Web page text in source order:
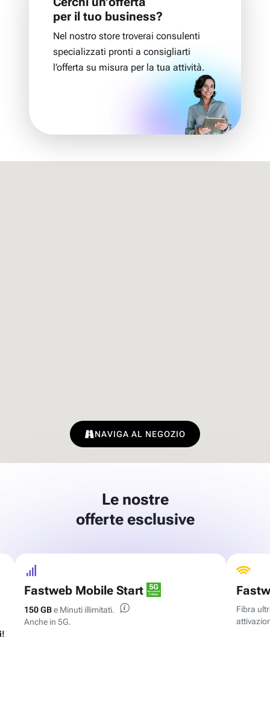
per il tuo business?
Nel nostro store troverai consulenti
specializzati pronti a consigliarti
l’offerta su misura per la tua attività.
NAVIGA AL NEGOZIO
Le nostre
offerte esclusive
Fastweb Mobile Start
150 GBe Minuti illimitati.
Anche in 5G.
Fibra